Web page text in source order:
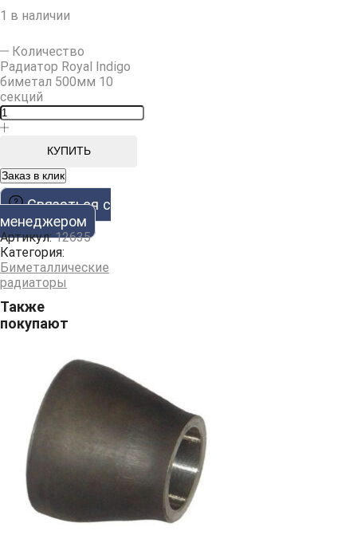
1 в наличии
Количество
Радиатор Royal Indigo
биметал 500мм 10
секций
КУПИТЬ
Заказ в клик
Cвязаться с
менеджером
Артикул:12635
Категория:
Биметаллические
радиаторы
Также
покупают